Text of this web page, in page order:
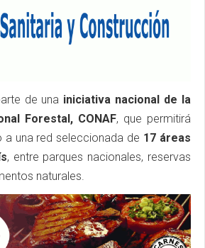
de una iniciativa nacional de la
Forestal, CONAF, que permitirá
una red seleccionada de 17 áreas
, entre parques nacionales, reservas
naturales.